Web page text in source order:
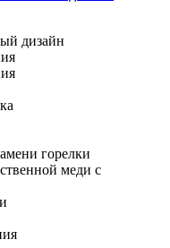
дизайн
горелки
меди с